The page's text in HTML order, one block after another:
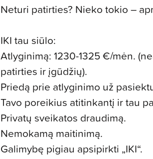
Neturi patirties? Nieko tokio –
IKI tau siūlo:
Atlyginimą: 1230-1325 €/mėn.
patirties ir įgūdžių).
Priedą prie atlyginimo už
Tavo poreikius atitinkantį ir tau
Privatų sveikatos draudimą.
Nemokamą maitinimą.
Galimybę pigiau apsipirkti „IKI“.